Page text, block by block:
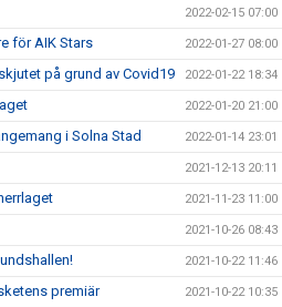
2022-02-15 07:00
för AIK Stars 2022-01-27 08:00
på grund av Covid19 2022-01-22 18:34
2022-01-20 21:00
i Solna Stad 2022-01-14 23:01
2021-12-13 20:11
2021-11-23 11:00
2021-10-26 08:43
2021-10-22 11:46
premiär 2021-10-22 10:35